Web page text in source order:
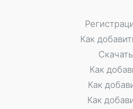
Как
Как
Как
Как